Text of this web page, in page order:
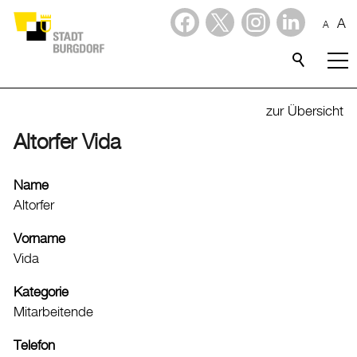
A A
Verwaltung & Politik
Verwaltung
Stadtverwaltung
Organigramm
Onlineschalter
Dienstleistungen
zur Übersicht
Altorfer Vida
Name
Altorfer
Vorname
Vida
Kategorie
Mitarbeitende
Telefon